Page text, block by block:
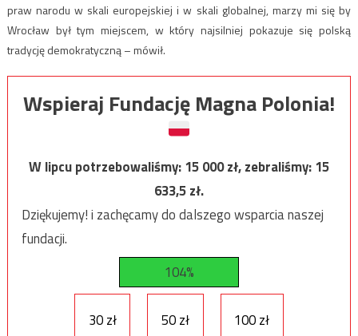
praw narodu w skali europejskiej i w skali globalnej, marzy mi się by
Wrocław był tym miejscem, w który najsilniej pokazuje się polską
tradycję demokratyczną – mówił.
Wspieraj Fundację Magna Polonia!
W lipcu potrzebowaliśmy:15 000zł, zebraliśmy:15
633,5zł.
Dziękujemy! i zachęcamy do dalszego wsparcia naszej
fundacji.
104%
30 zł 50 zł 100 zł